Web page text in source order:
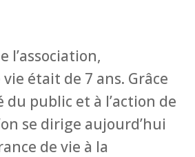
l’association,
vie était de 7 ans. Grâce
du public et à l’action de
se dirige aujourd’hui
de vie à la